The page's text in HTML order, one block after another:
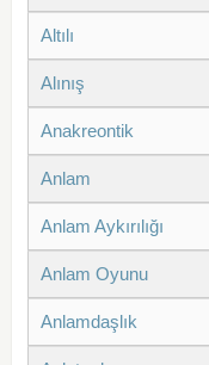
Altılı
Alınış
Anakreontik
Anlam
Anlam Aykırılığı
Anlam Oyunu
Anlamdaşlık